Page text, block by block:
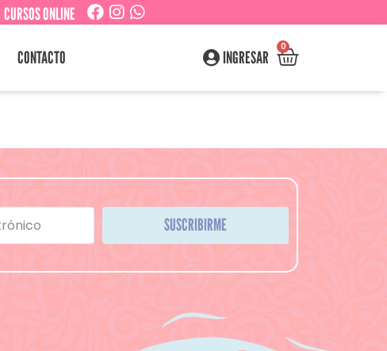
CURSOS ONLINE
CONTACTO INGRESAR
0
SUSCRIBIRME